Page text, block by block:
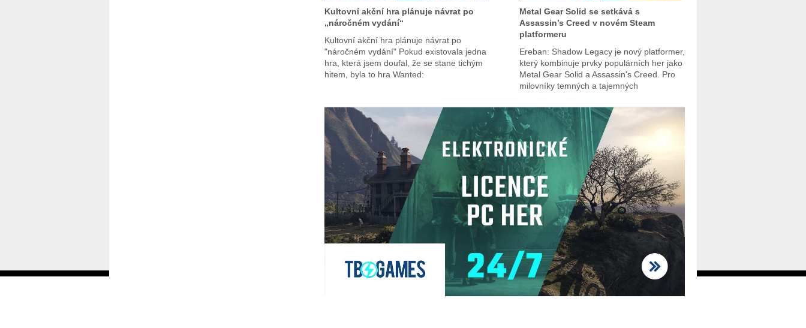
Kultovní akční hra plánuje návrat po
„náročném vydání“
Kultovní akční hra plánuje návrat po
"náročném vydání" Pokud existovala jedna
hra, která jsem doufal, že se stane tichým
hitem, byla to hra Wanted:
Metal Gear Solid se setkává s
Assassin’s Creed v novém Steam
platformeru
Ereban: Shadow Legacy je nový platformer,
který kombinuje prvky populárních her jako
Metal Gear Solid a Assassin's Creed. Pro
milovníky temných a tajemných